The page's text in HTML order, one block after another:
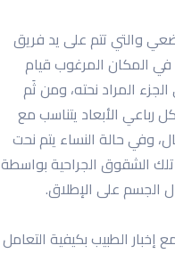
والتي تتم على يد فريق
في المكان المرغوب قيام
المراد نحته، ومن ثَم
رباعي الأبعاد يتناسب مع
وفي حالة النساء يتم نحت
الشقوق الجراحية بواسطة
الجسم على الإطلاق.
الطبيب بكيفية التعامل